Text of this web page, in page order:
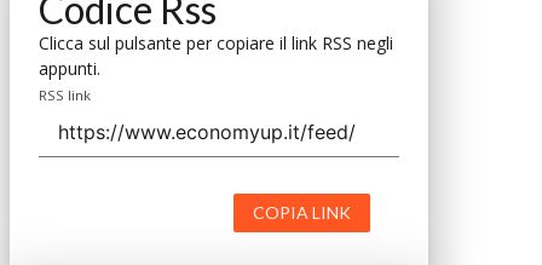
Codice Rss
Clicca sul pulsante per copiare il link RSS negli
appunti.
RSS link
COPIA LINK